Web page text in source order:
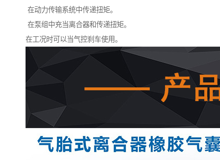
在动力传输系统中传递扭矩。
在泵组中充当离合器和传递扭矩。
在工况时可以当气控刹车使用。